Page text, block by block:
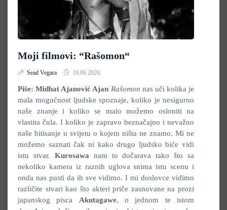
Moji filmovi: “Rašomon“
Sead Vegara 19.06.2026.
Piše: Midhat Ajanović Ajan Rašomon nas uči kolika je
mala mogućnost ljudske spoznaje, koliko je nesigurno
naše znanje i koliko se malo možemo osloniti na
vlastita čula. I koliko je zapravo beznačajno i nevažno
naše bitisanje u svijetu o kojem ništa ne znamo. Mi ne
možemo saznati čak ni kako drugo ljudsko biće vidi
istu stvar. Kurosawa nam to dočarava tako što sa
nekoliko kamera iz raznih uglova snima istu scenu i
onda nas pusti da ih sve vidimo. I mi doslovce vidimo
različite stvari kao što akteri priče zasnovane na prozi
japanskog pisca Akutagawe, o jednom te istom